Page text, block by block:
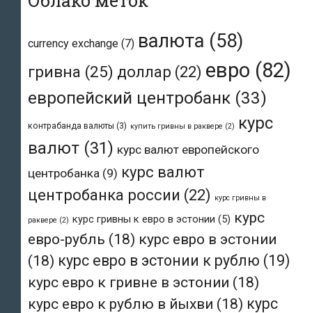
currency exchange (7) валюта (58)
гривна (25) доллар (22) евро (82)
европейский центробанк (33)
контрабанда валюты (3) купить гривны в раквере (2)
курс
валют (31) курс валют европейского
центробанка (9) курс валют
центробанка россии (22) курс гривны в
раквере (2) курс гривны к евро в эстонии (5) курс
евро-рубль (18) курс евро в эстонии
(18) курс евро в эстонии к рублю (19)
курс евро к гривне в эстонии (18)
курс евро к рублю в йыхви (18) курс